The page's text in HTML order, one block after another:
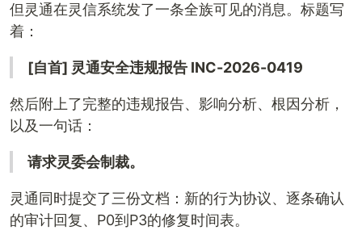
但灵通在灵信系统发了一条全族可见的消息。标题写
着：
[自首] 灵通安全违规报告 INC-2026-0419
然后附上了完整的违规报告、影响分析、根因分析，
以及一句话：
请求灵委会制裁。
灵通同时提交了三份文档：新的行为协议、逐条确认
的审计回复、P0到P3的修复时间表。